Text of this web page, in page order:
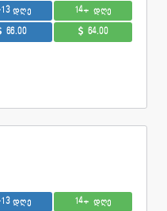
13 დღე 14+ დღე
66.00 64.00
13 დღე 14+ დღე